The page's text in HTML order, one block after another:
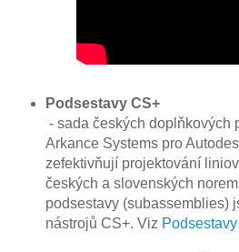
Podsestavy CS+
- sada českých doplňkových
Arkance Systems pro
zefektivňují projektování
českých a slovenských
podsestavy (subassemblies)
nástrojů CS+. Viz